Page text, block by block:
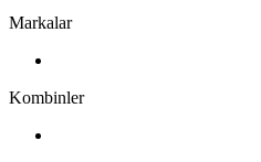
Markalar
Kombinler